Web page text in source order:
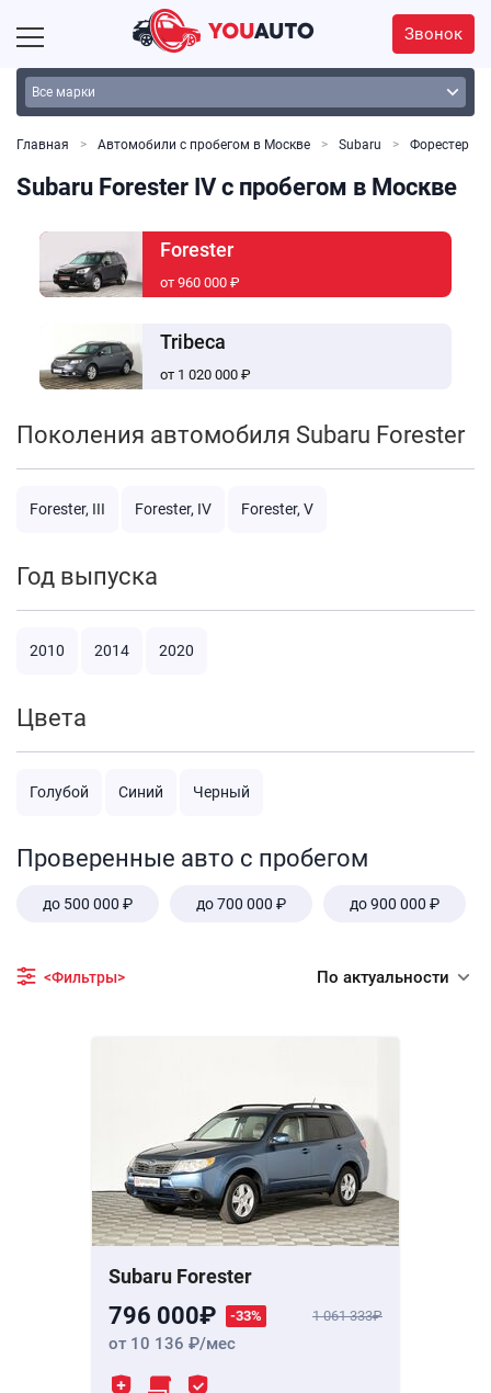
Звонок
Главная Автомобили с пробегом в Москве Subaru Форестер
Subaru Forester IV с пробегом в Москве
Forester
от 960 000 ₽
Tribeca
от 1 020 000 ₽
Поколения автомобиля Subaru Forester
Forester, III Forester, IV Forester, V
Год выпуска
2010 2014 2020
Цвета
Голубой Синий Черный
Проверенные авто с пробегом
до 500 000 ₽ до 700 000 ₽ до 900 000 ₽
<Фильтры> По актуальности
Subaru Forester
796 000 -33% 1 061 333
от 10 136 /мес